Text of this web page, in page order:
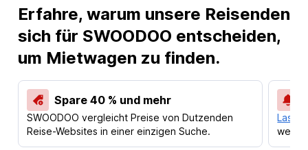
Erfahre, warum unsere Reisenden
sich für SWOODOO entscheiden,
um Mietwagen zu finden.
Spare 40 % und mehr
SWOODOO vergleicht Preise von Dutzenden
Reise-Websites in einer einzigen Suche.
Lass